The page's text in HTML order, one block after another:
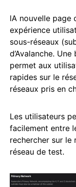
lA nouvelle page
expérience
sous-réseaux
d’Avalanche.
permet aux
rapides sur le
réseaux pris en
Les utilisateurs
facilement entre
rechercher sur le
réseau de test.